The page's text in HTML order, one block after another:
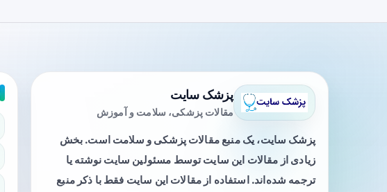
پزشک سایت
مقالات پزشکی، سلامت و آموزش
پزشک سایت، یک منبع مقالات پزشکی و سلامت است. بخش
زیادی از مقالات این سایت توسط مسئولین سایت نوشته یا
ترجمه شده‌اند. استفاده از مقالات این سایت فقط با ذکر منبع